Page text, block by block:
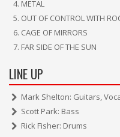
METAL
OUT OF CONTROL WITH
CAGE OF MIRRORS
FAR SIDE OF THE SUN
LINE UP
Mark Shelton: Guitars,
Scott Park: Bass
Rick Fisher: Drums